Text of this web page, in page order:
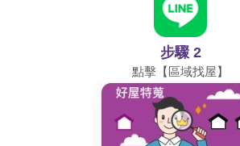
步驟 2
點擊【區域找屋】